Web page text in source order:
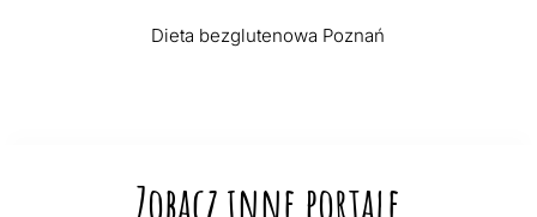
Dieta bezglutenowa Poznań
Zobacz inne portale